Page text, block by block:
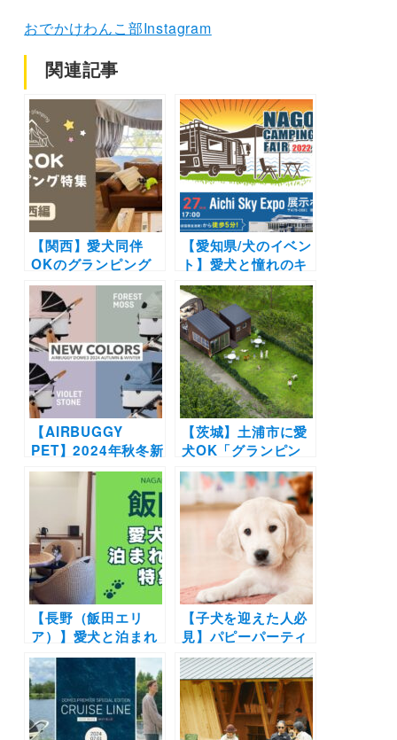
おでかけわんこ部Instagram
関連記事
【関西】愛犬同伴
OKのグランピング
施設14選！プライベ
ートドッグラン付き
やオーシャンビュー
の新施設も！
【愛知県/犬のイベン
ト】愛犬と憧れのキ
ャンピングカーを見
に行こう！しつけの
イベントも | 「名古
屋キャンピングカー
フェア2022
SPRING」（AICHI
SKY EXPO 展示ホ
ールＦ）2/26・27開
催
【AIRBUGGY
PET】2024年秋冬新
色登場！自然と現代
のライフスタイルに
調和した全4色がラ
インナップ
【茨城】土浦市に愛
犬OK「グランピン
グヒルズ アウラテラ
ス茨城」オープン！
プライベートドッグ
ラン併設のコクーン
テント&アウトドア
体験も＜2022年3月
19日グランドオープ
ン>
【長野（飯田エリ
ア）】愛犬と泊まれ
る宿5選！ドッグラ
ン完備の温泉宿から
一棟貸切のヴィラま
でを厳選
【子犬を迎えた人必
見】パピーパーティ
ーって知ってる？犬
の社会化期に嬉しい
メリットいっぱい ！
東京で参加できる会
場まとめ